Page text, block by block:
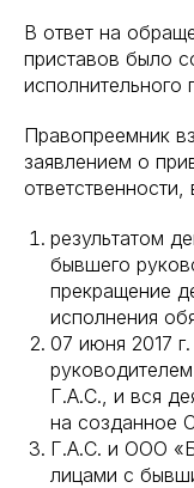
В ответ на
приставов было
исполнительного
Правопреемник
заявлением о
результатом
бывшего
прекращение
исполнения
07 июня 2017
Г.А.С., и вся
на созданное
Г.А.С. и ООО
лицами с